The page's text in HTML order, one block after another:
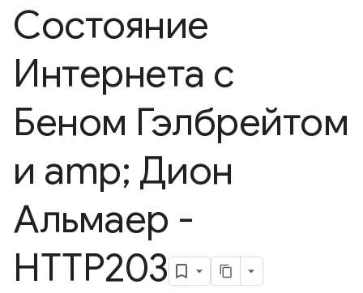
Состояние
Интернета с
Беном Гэлбрейтом
и amp; Дион
Альмаер -
HTTP203